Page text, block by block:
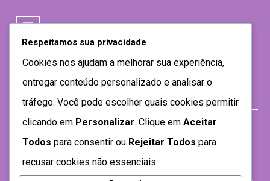
Respeitamos sua privacidade
Cookies nos ajudam a melhorar sua experiência,
entregar conteúdo personalizado e analisar o
tráfego. Você pode escolher quais cookies permitir
clicando em Personalizar. Clique em Aceitar
Todos para consentir ou Rejeitar Todos para
recusar cookies não essenciais.